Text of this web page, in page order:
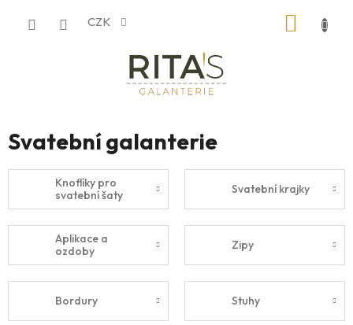
CZK
Svatební galanterie
Knoflíky pro
svatební šaty
Svatební krajky
Aplikace a
ozdoby
Zipy
Bordury Stuhy